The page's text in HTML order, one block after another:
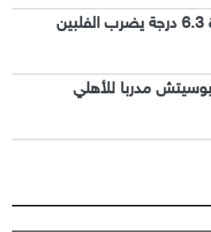
مدربا للأهلي